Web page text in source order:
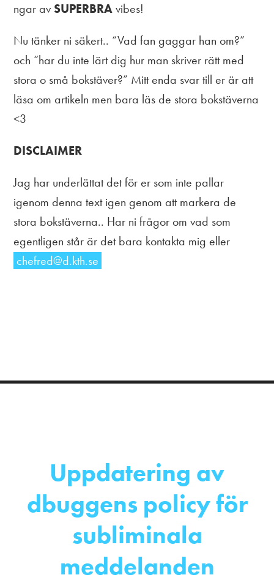
ngar av ​ ​SUPERBRA​​ vibes!
Nu tänker ni säkert.. “Vad fan gaggar han om?”
och “har du inte lärt dig hur man skriver rätt med
stora o små bokstäver?” Mitt enda svar till er är att
läsa om artikeln men bara läs de stora bokstäverna
<3
DISCLAIMER
Jag har underlättat det för er som inte pallar
igenom denna text igen genom att markera de
stora bokstäverna.. Har ni frågor om vad som
egentligen står är det bara kontakta mig eller
chefred@d.kth.se
Uppdatering av
dbuggens policy för
subliminala
meddelanden